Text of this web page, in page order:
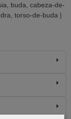
buda cabeza-de-
torso-de-buda |